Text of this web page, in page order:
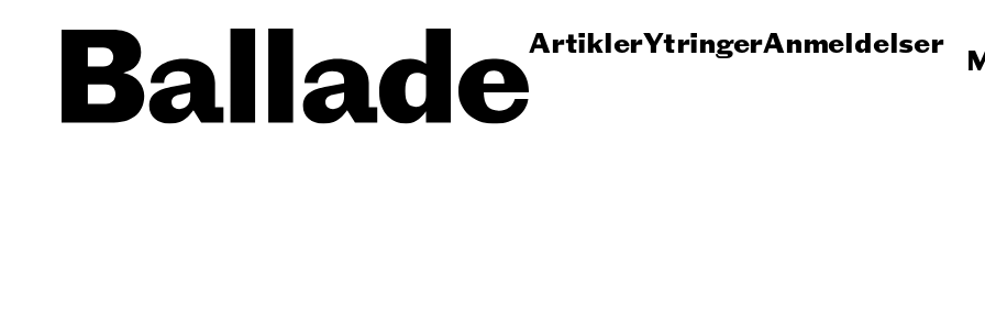
ArtiklerYtringerAnmeldelser